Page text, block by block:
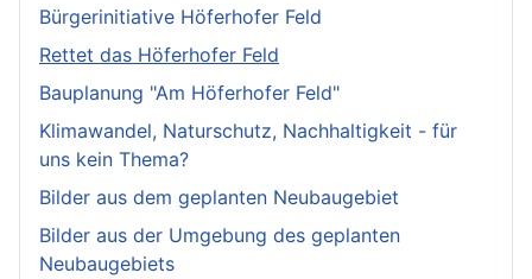
Bürgerinitiative Höferhofer Feld
Rettet das Höferhofer Feld
Bauplanung "Am Höferhofer Feld"
Klimawandel, Naturschutz, Nachhaltigkeit - für
uns kein Thema?
Bilder aus dem geplanten Neubaugebiet
Bilder aus der Umgebung des geplanten
Neubaugebiets